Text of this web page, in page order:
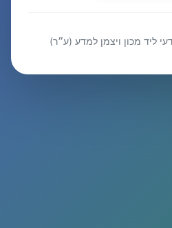
ליד מכון ויצמן למדע (ע״ר)